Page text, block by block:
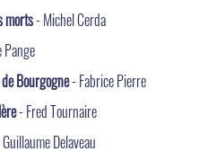
morts- Michel Cerda
Pange
Bourgogne- Fabrice Pierre
- Fred Tournaire
Delaveau